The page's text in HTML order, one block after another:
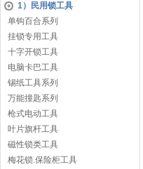
1）民用锁工具
单钩百合系列
挂锁专用工具
十字开锁工具
电脑卡巴工具
锡纸工具系列
万能撞匙系列
枪式电动工具
叶片旗杆工具
磁性锁类工具
梅花锁.保险柜工具